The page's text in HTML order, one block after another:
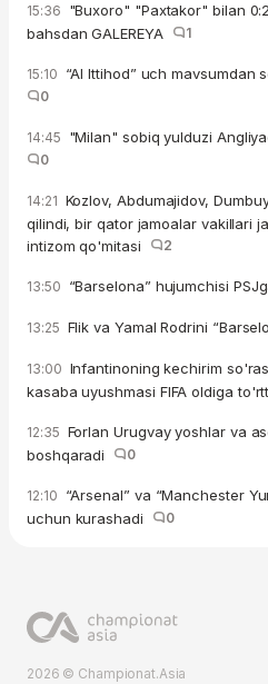
15:36 "Buxoro" "Paxtakor" bilan
bahsdan GALEREYA
1
15:10 “Al Ittihod” uch mavsumdan
0
14:45 "Milan" sobiq yulduzi
0
14:21 Kozlov, Abdumajidov,
qilindi, bir qator jamoalar vakillari
intizom qo'mitasi
2
13:50 “Barselona” hujumchisi
13:25 Flik va Yamal Rodrini
13:00 Infantinoning kechirim
kasaba uyushmasi FIFA oldiga
12:35 Forlan Urugvay yoshlar va
boshqaradi
0
12:10 “Arsenal” va “Manchester
uchun kurashadi
0
2026 © Championat.Asia